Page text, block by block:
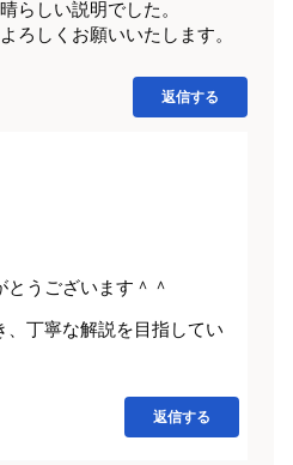
らしい説明でした。
ろしくお願いいたします。
返信する
うございます＾＾
、丁寧な解説を目指してい
返信する